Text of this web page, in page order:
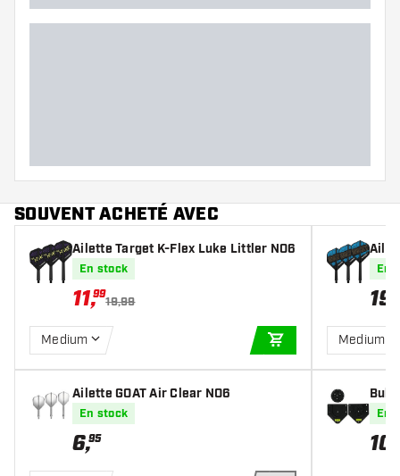
SOUVENT ACHETÉ AVEC
Ailette Target K-Flex Luke Littler NO6
En stock
11,99
19,99
Medium
AJOUTER AU
Ailette GOAT Air Clear NO6
En stock
6,95
En
19
Medium
àEn
10